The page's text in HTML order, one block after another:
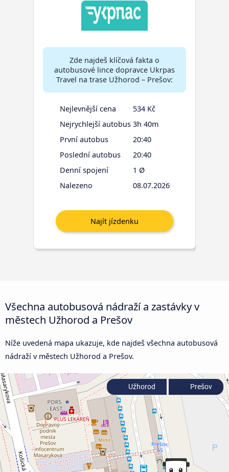
Zde najdeš klíčová fakta o
autobusové lince dopravce Ukrpas
Travel na trase Užhorod – Prešov:
Nejlevnější cena
534 Kč
Nejrychlejší autobus 3h 40m
První autobus
20:40
Poslední autobus
20:40
Denní spojení
1 Ø
Nalezeno
08.07.2026
Všechna autobusová nádraží a zastávky v
městech Užhorod a Prešov
Níže uvedená mapa ukazuje, kde najdeš všechna autobusová
nádraží v městech Užhorod a Prešov.
Užhorod Prešov